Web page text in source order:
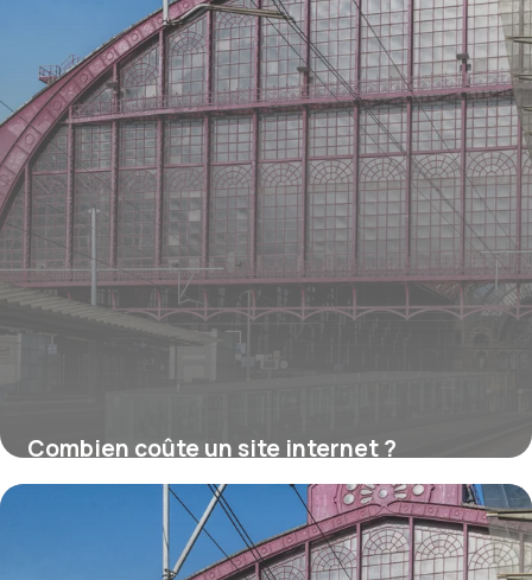
Combien coûte un site internet ?
16 juillet 2026